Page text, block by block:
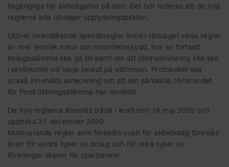
tillgängliga för aktieägarna på den. Det bör noteras att de nya
reglerna inte utvidgar upplysningsplikten.
Utöver ovanstående specialregler finns i förslaget vissa regler
av mer teknisk natur om minoritetsskydd, hur en fortsatt
bolagsstämma ska gå till samt om att röstredovisning ska ske
i protokollet vid varje beslut på stämman. Protokollet ska
också innehålla anteckning om att det särskilda förfarandet
för Poströstningsstämma har använts.
De nya reglerna föreslås träda i kraft den 18 maj 2020 och
upphöra 31 december 2020.
Motsvarande regler som föreslås ovan för aktiebolag föreslås
även för andra typer av bolag och för olika typer av
föreningar liksom för sparbanker.